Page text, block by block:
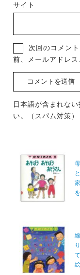
サイト
次回のコメン
前、メールアドレス
日本語が含まれな
い。（スパム対策）
ビ
ゲ